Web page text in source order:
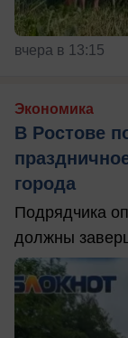
вчера в 13:15
Экономика
В Ростове
города
Подрядчика
должны